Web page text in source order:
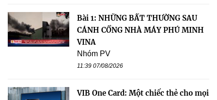
Bài 1: NHỮNG BẤT THƯỜNG SAU
CÁNH CỔNG NHÀ MÁY PHÚ MINH
VINA
Nhóm PV
11:39 07/08/2026
VIB One Card: Một chiếc thẻ cho mọi